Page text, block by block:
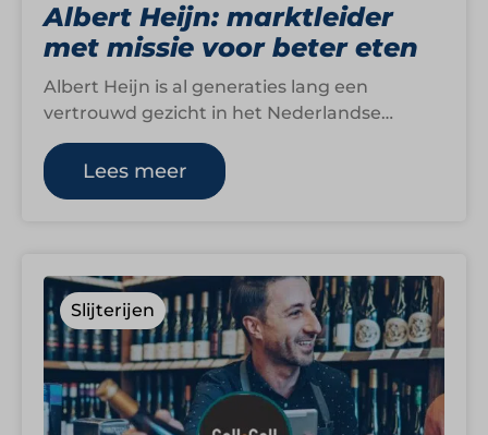
Albert Heijn: marktleider
met missie voor beter eten
Albert Heijn is al generaties lang een
vertrouwd gezicht in het Nederlandse
straatbeeld. De supermarktformule richt
zich op één duidelijke…
Lees meer
Slijterijen